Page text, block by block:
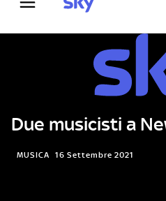
Due musicisti a
MUSICA 16 Settembre 2021